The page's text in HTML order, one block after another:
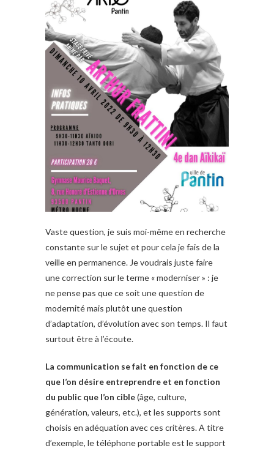
Vaste question, je suis moi-même en recherche
constante sur le sujet et pour cela je fais de la
veille en permanence. Je voudrais juste faire
une correction sur le terme « moderniser » : je
ne pense pas que ce soit une question de
modernité mais plutôt une question
d’adaptation, d’évolution avec son temps. Il faut
surtout être à l’écoute.
La communication se fait en fonction de ce
que l’on désire entreprendre et en fonction
du public que l’on cible(âge, culture,
génération, valeurs, etc.), et les supports sont
choisis en adéquation avec ces critères. A titre
d’exemple, le téléphone portable est le support